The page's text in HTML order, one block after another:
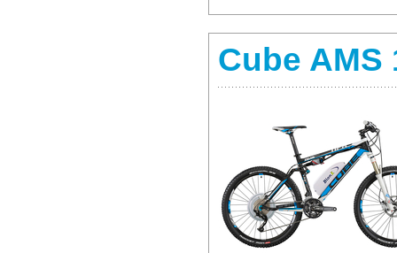
Cube AMS